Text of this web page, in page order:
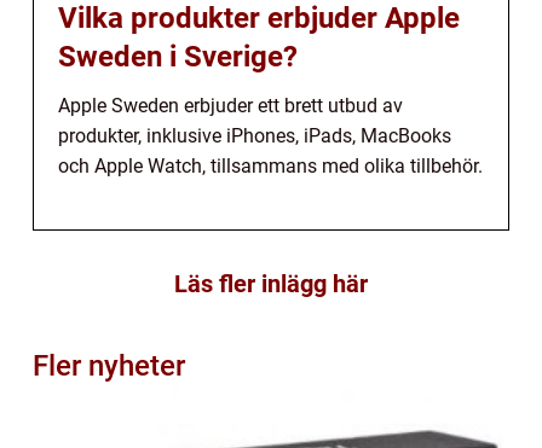
Vilka produkter erbjuder Apple
Sweden i Sverige?
Apple Sweden erbjuder ett brett utbud av
produkter, inklusive iPhones, iPads, MacBooks
och Apple Watch, tillsammans med olika tillbehör.
Läs fler inlägg här
Fler nyheter